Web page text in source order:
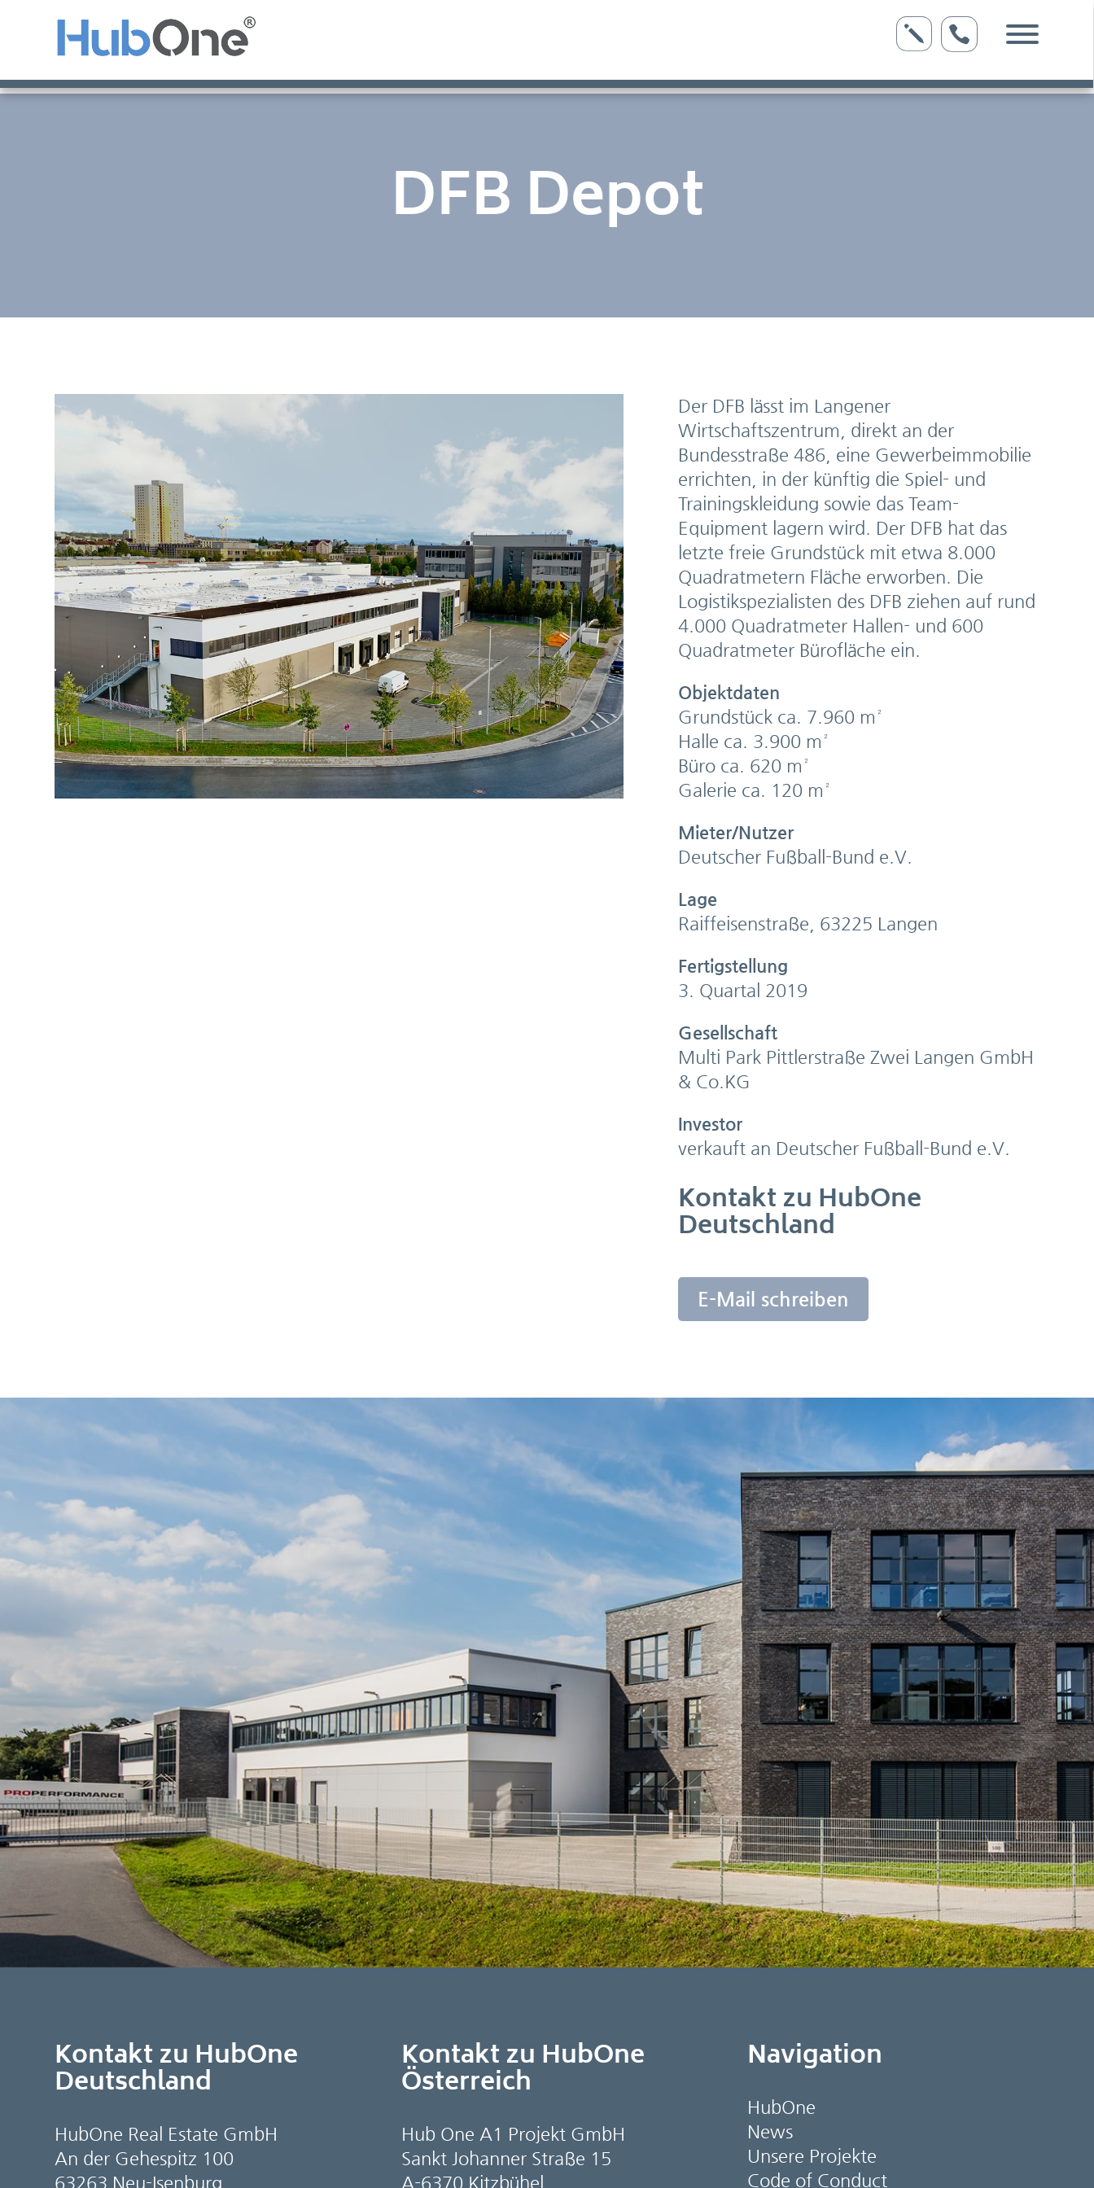
DFB Depot
Der DFB lässt im Langener
Wirtschaftszentrum, direkt an der
Bundesstraße 486, eine Gewerbeimmobilie
errichten, in der künftig die Spiel- und
Trainingskleidung sowie das Team-
Equipment lagern wird. Der DFB hat das
letzte freie Grundstück mit etwa 8.000
Quadratmetern Fläche erworben. Die
Logistikspezialisten des DFB ziehen auf rund
4.000 Quadratmeter Hallen- und 600
Quadratmeter Bürofläche ein.
Objektdaten
Grundstück ca. 7.960 m²
Halle ca. 3.900 m²
Büro ca. 620 m²
Galerie ca. 120 m²
Mieter/Nutzer
Deutscher Fußball-Bund e.V.
Lage
Raiffeisenstraße, 63225 Langen
Fertigstellung
3. Quartal 2019
Gesellschaft
Multi Park Pittlerstraße Zwei Langen GmbH
& Co.KG
Investor
verkauft an Deutscher Fußball-Bund e.V.
Kontakt zu HubOne
Deutschland
E-Mail schreiben
Kontakt zu HubOne
Deutschland
HubOne Real Estate GmbH
An der Gehespitz 100
63263 Neu-Isenburg
Kontakt zu HubOne
Österreich
Hub One A1 Projekt GmbH
Sankt Johanner Straße 15
A-6370 Kitzbühel
Navigation
HubOne
News
Unsere Projekte
Code of Conduct